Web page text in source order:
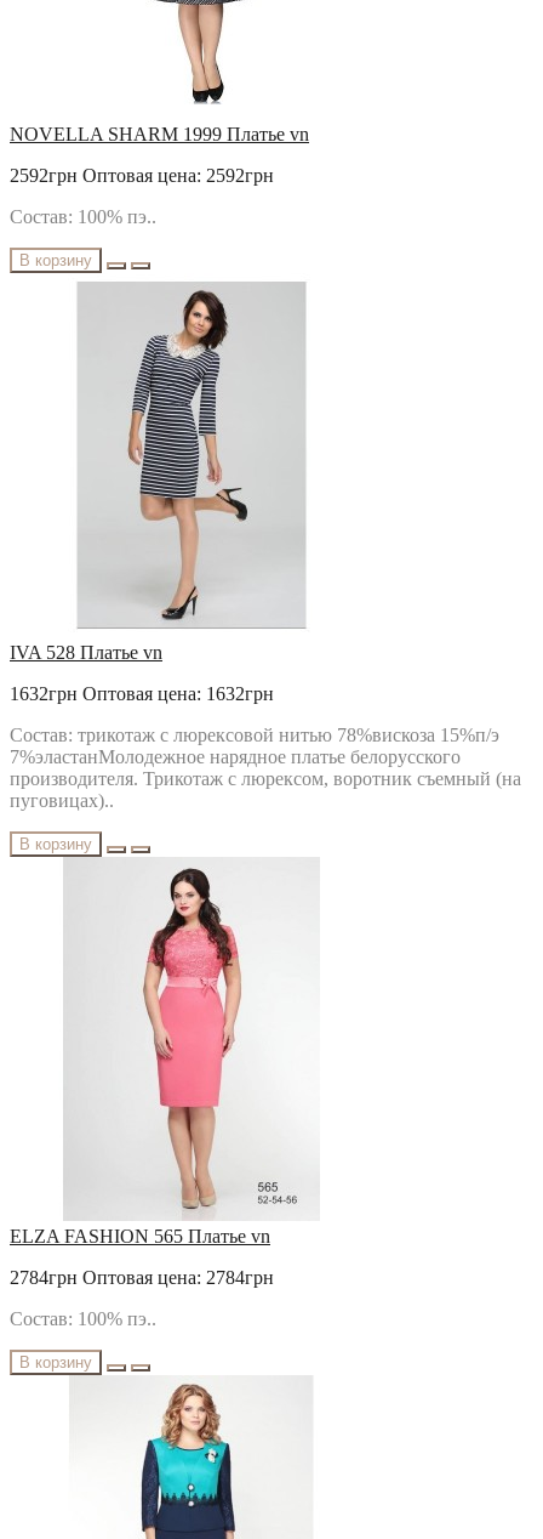
NOVELLA SHARM 1999 Платье vn
2592грн Оптовая цена: 2592грн
Состав: 100% пэ..
В корзину
IVA 528 Платье vn
1632грн Оптовая цена: 1632грн
Состав: трикотаж с люрексовой нитью 78%вискоза 15%п/э
7%эластанМолодежное нарядное платье белорусского
производителя. Трикотаж с люрексом, воротник съемный (на
пуговицах)..
В корзину
ELZA FASHION 565 Платье vn
2784грн Оптовая цена: 2784грн
Состав: 100% пэ..
В корзину